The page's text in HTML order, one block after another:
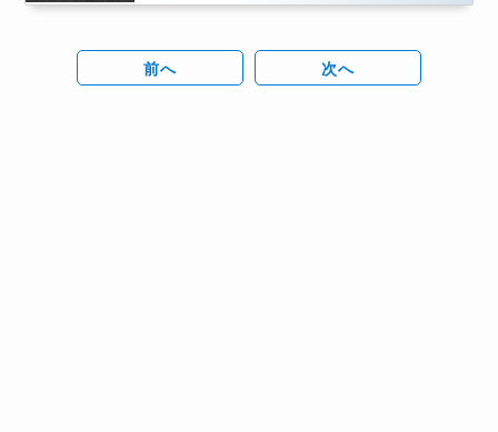
前へ 次へ